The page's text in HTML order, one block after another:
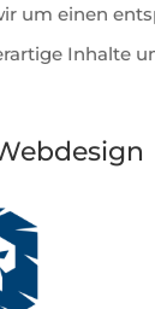
um einen
Inhalte